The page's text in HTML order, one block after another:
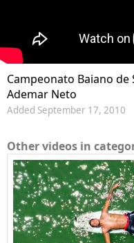
Campeonato Baiano de
Ademar Neto
Added September 17, 2010
Other videos in